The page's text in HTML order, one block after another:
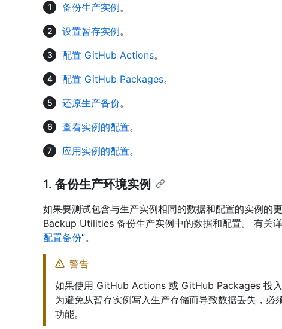
备份生产实例。
设置暂存实例。
配置 GitHub Actions。
配置 GitHub Packages。
还原生产备份。
查看实例的配置。
应用实例的配置。
1. 备份生产环境实例
如果要测试包含与生产实例相同的数据和配置的实例
Backup Utilities 备份生产实例中的数据和配置。 有关
配置备份”。
警告
如果使用 GitHub Actions 或 GitHub Packages 投入
为避免从暂存实例写入生产存储而导致数据丢失，
功能。